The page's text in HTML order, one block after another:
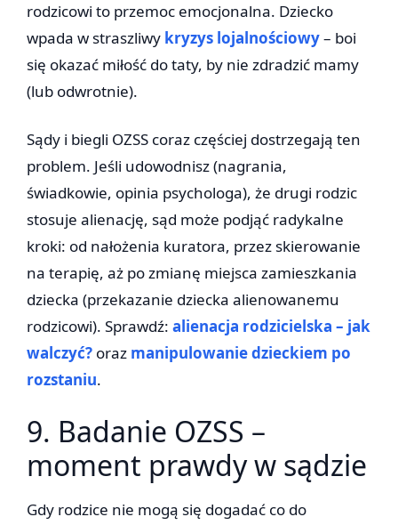
rodzicowi to przemoc emocjonalna. Dziecko
wpada w straszliwy kryzys lojalnościowy– boi
się okazać miłość do taty, by nie zdradzić mamy
(lub odwrotnie).
Sądy i biegli OZSS coraz częściej dostrzegają ten
problem. Jeśli udowodnisz (nagrania,
świadkowie, opinia psychologa), że drugi rodzic
stosuje alienację, sąd może podjąć radykalne
kroki: od nałożenia kuratora, przez skierowanie
na terapię, aż po zmianę miejsca zamieszkania
dziecka (przekazanie dziecka alienowanemu
rodzicowi). Sprawdź: alienacja rodzicielska – jak
walczyć? oraz manipulowanie dzieckiem po
rozstaniu.
9. Badanie OZSS –
moment prawdy w sądzie
Gdy rodzice nie mogą się dogadać co do